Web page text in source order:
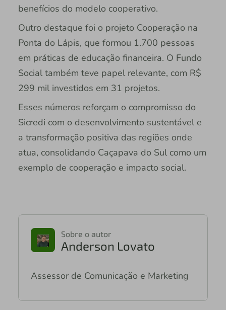
benefícios do modelo cooperativo.
Outro destaque foi o projeto Cooperação na
Ponta do Lápis, que formou 1.700 pessoas
em práticas de educação financeira. O Fundo
Social também teve papel relevante, com R$
299 mil investidos em 31 projetos.
Esses números reforçam o compromisso do
Sicredi com o desenvolvimento sustentável e
a transformação positiva das regiões onde
atua, consolidando Caçapava do Sul como um
exemplo de cooperação e impacto social.
Sobre o autor
Anderson Lovato
Assessor de Comunicação e Marketing